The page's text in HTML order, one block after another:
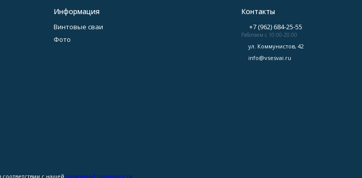
Информация
Винтовые сваи
Фото
Контакты
+7 (962) 684-25-55
Работаем с 10:00-20:00
ул. Коммунистов, 42
info@vsesvai.ru
с нашей политикой приватности